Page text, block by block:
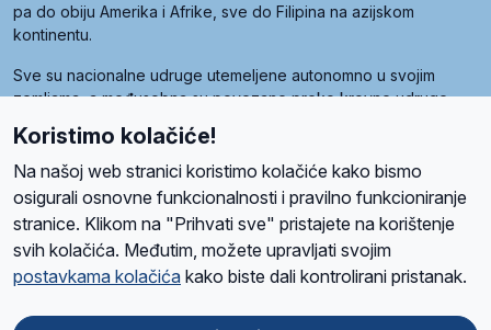
pa do obiju Amerika i Afrike, sve do Filipina na azijskom
kontinentu.
Sve su nacionalne udruge utemeljene autonomno u svojim
zemljama, a međusobna su povezane preko krovne udruge
Radio Maria). Svjetsku obitelj utemeljilo je sedam članica, među
kojima je i hrvatska Udruga Radio Marija.
O namaRadio ProgramVolonteriPrijateljiKontaktPravila privatnosti
Ova stranica je zaštićena Google reCAPTCHA sustavom
Koristimo kolačiće!
Na našoj web stranici koristimo kolačiće kako bismo
osigurali osnovne funkcionalnosti i pravilno funkcioniranje
stranice. Klikom na "Prihvati sve" pristajete na korištenje
svih kolačića. Međutim, možete upravljati svojim
postavkama kolačića kako biste dali kontrolirani pristanak.